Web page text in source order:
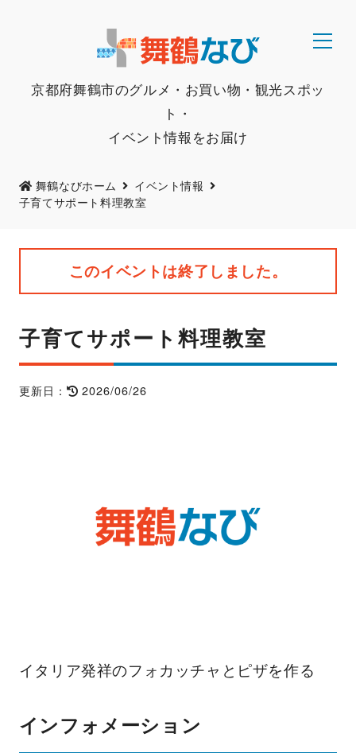
京都府舞鶴市のグルメ・お買い物・観光スポッ
ト・
イベント情報をお届け
舞鶴なびホーム
イベント情報
子育てサポート料理教室
このイベントは終了しました。
子育てサポート料理教室
更新日： 2026/06/26
イタリア発祥のフォカッチャとピザを作る
インフォメーション